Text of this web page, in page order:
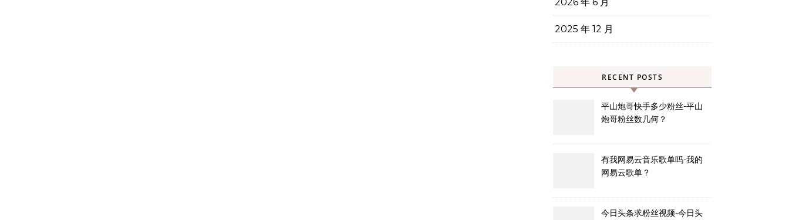
2025 年 12 月
RECENT POSTS
平山炮哥快手多少粉丝-平山
炮哥粉丝数几何？
有我网易云音乐歌单吗-我的
网易云歌单？
今日头条求粉丝视频-今日头